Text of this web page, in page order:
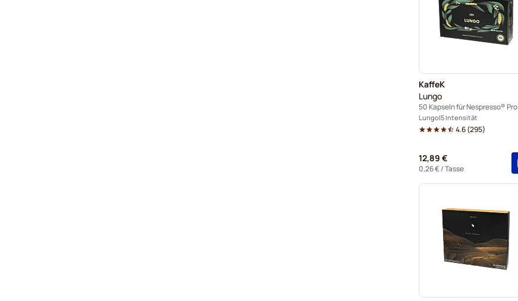
KaffeK
Lungo
50 Kapseln für Nespresso® Pro
Lungo 5 Intensität
4.6(295)
12,89 €
0,26 €/ Tasse